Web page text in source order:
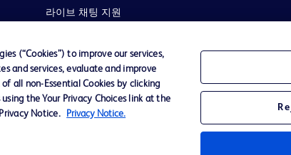
라이브 채팅 지원
관 개인정보처리방침 웹사이트 접근성
(“Cookies”) to improve our services,
and services, evaluate and improve
all non-Essential Cookies by clicking
the Your Privacy Choices link at the
Notice.
Privacy Notice.